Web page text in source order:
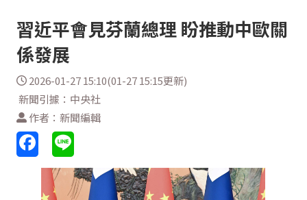
習近平會見芬蘭總理 盼推動中歐關
係發展
2026-01-27 15:10(01-27 15:15更新)
新聞引據：中央社
作者：新聞編輯